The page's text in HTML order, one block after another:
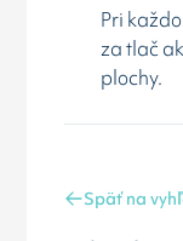
Pri
za tlač
plochy.
Späť na